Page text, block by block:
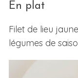
En plat
Filet de lieu
légumes de